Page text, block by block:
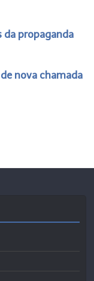
da propaganda
nova chamada